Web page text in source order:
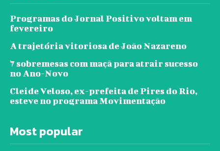
Programas do Jornal Positivo voltam em
fevereiro
A trajetória vitoriosa de João Nazareno
7 sobremesas com maçã para atrair sucesso
no Ano-Novo
Cleide Veloso, ex-prefeita de Pires do Rio,
esteve no programa Movimentação
Most popular